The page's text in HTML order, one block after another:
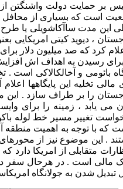
بر حمایت دولت واشنگتن
این مدت ساآکاشویلی یا
کرد که صد میلیون دلار
رسیدن به اهداف اش
بائومی و آخالکالاکی است .
مالی تخلیه این پایگاهها
را بر طراف سازد . این
می یابد ، زمینه را
تغییر مسیر خط لوله
که با توجه به اهمیت منطقه
. این موضوع نیز از
متقابلی از امریکا
مالی است . در هرحال سفر دو
تبدیل شدن به جولانگاه